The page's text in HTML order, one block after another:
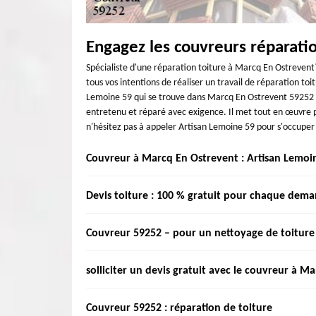
Engagez les couvreurs
Spécialiste d'une réparation toiture à Marcq En
tous vos intentions de réaliser un travail de réparation
Lemoine 59 qui se trouve dans Marcq En Ostrevent
entretenu et réparé avec exigence. Il met tout en œuvre
n'hésitez pas à appeler Artisan Lemoine 59 pour
Couvreur à Marcq En Ostrevent : Artisan
Vous êtes à la recherche d'une entreprise de couverture
réalisation de chaque demande afin d'offrir des résultats
Devis toiture : 100 % gratuit pour chaque
Si vous avez des projets de toit : nettoyage de toiture
personnalisé, le devis vous mettra au courant des
Couvreur 59252 – pour un nettoyage de toiture
Vous voulez entreprendre un nettoyage de toiture ?
changement de tuiles. Une fois votre couverture
solliciter un devis gratuit avec le couvreur à
Vous avez un projet pour les travaux de toiture à Marcq
Couvreur 59252 : réparation de toiture